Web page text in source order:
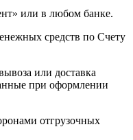
или в любом банке.
средств по Счету
или доставка
при оформлении
отгрузочных